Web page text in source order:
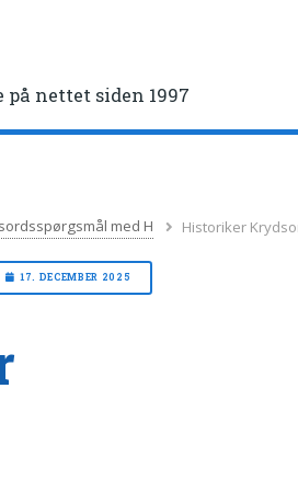
på nettet siden 1997
med H Historiker
17. DECEMBER 2025